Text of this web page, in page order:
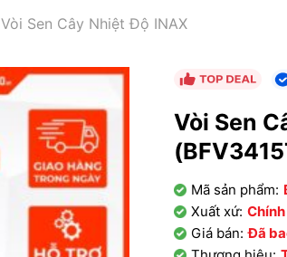
Vòi Sen Cây Nhiệt Độ INAX
Vòi Sen
Mã sản phẩm:
Xuất xứ:
Giá bán: Đã